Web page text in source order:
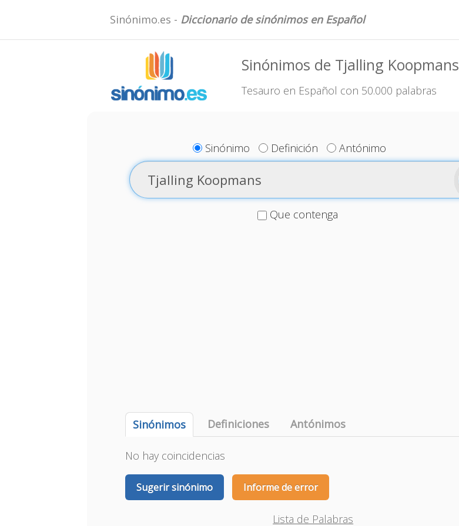
Sinónimo.es - Diccionario de sinónimos en Español
Sinónimos de Tjalling Koopmans
Tesauro en Español con 50.000 palabras
Sinónimo Definición Antónimo
Que contenga
Sinónimos Definiciones Antónimos
No hay coincidencias
Sugerir sinónimo Informe de error
Lista de Palabras